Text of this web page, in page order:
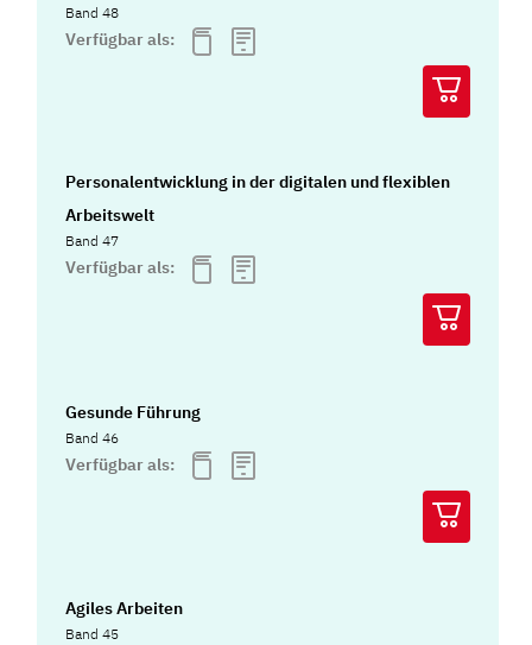
Band 48
Verfügbar als:
Personalentwicklung in der digitalen und flexiblen
Arbeitswelt
Band 47
Verfügbar als:
Gesunde Führung
Band 46
Verfügbar als:
Agiles Arbeiten
Band 45